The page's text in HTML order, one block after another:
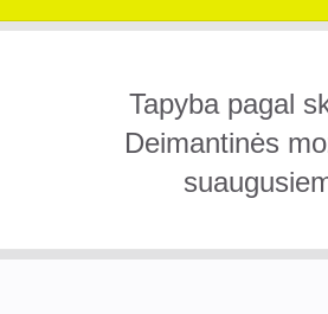
Tapyba pagal
Deimantinės